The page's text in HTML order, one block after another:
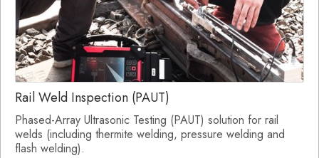
Rail Weld Inspection (PAUT)
Phased-Array Ultrasonic Testing (PAUT) solution for rail
welds (including thermite welding, pressure welding and
flash welding).